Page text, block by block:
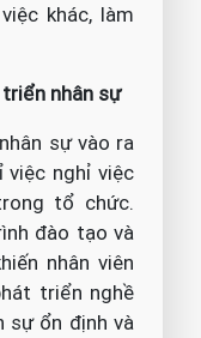
khác, làm
nhân sự
sự vào ra
việc nghỉ việc
tổ chức.
đào tạo và
nhân viên
triển nghề
sự ổn định và